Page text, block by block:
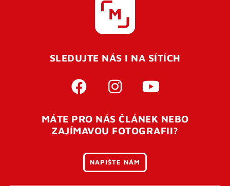
Pro úspěšné dokončení registrace je potřeba
vaší e-mailovouadresu. Po úspěšném odeslání
otevření tohoto odkazu se váš účet ověří a můžete se
přihlásit. Nezapomeňte zkontrolovat složku SPAM ve
SLEDUJTE NÁS I NA SÍTÍCH
MÁTE PRO NÁS ČLÁNEK NEBO
ZAJÍMAVOU FOTOGRAFII?
NAPIŠTE NÁM